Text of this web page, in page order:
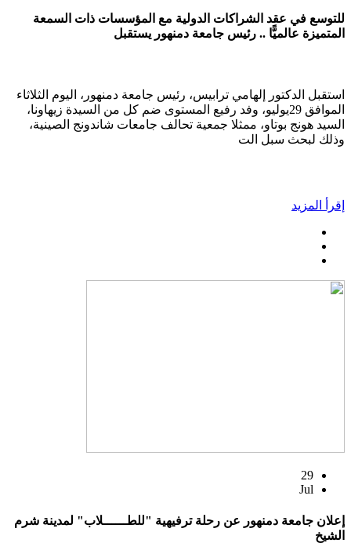
للتوسع في عقد الشراكات الدولية مع المؤسسات ذات السمعة
المتميزة عالميًّا .. رئيس جامعة دمنهور يستقبل
استقبل الدكتور إلهامي ترابيس، رئيس جامعة دمنهور، اليوم الثلاثاء
الموافق 29يوليو، وفد رفيع المستوى ضم كل من السيدة زيهاونا،
السيد هونج بوتاو، ممثلا جمعية تحالف جامعات شاندونج الصينية،
وذلك لبحث سبل الت
إقرأ المزيد
29
Jul
إعلان جامعة دمنهور عن رحلة ترفيهية "للطــــــلاب" لمدينة شرم
الشيخ